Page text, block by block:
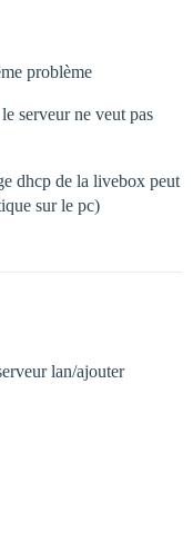
problème
serveur ne veut pas
dhcp de la livebox peut
sur le pc)
lan/ajouter